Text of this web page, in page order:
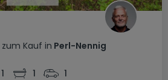
zum Kauf in Perl-Nennig
1 1 1